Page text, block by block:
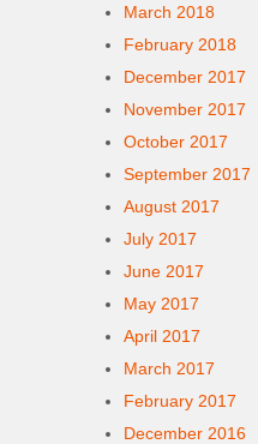
March 2018
February 2018
December 2017
November 2017
October 2017
September 2017
August 2017
July 2017
June 2017
May 2017
April 2017
March 2017
February 2017
December 2016